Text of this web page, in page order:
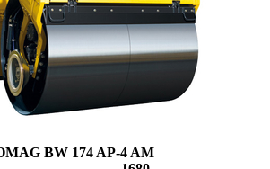
BW 174 AP-4 AM